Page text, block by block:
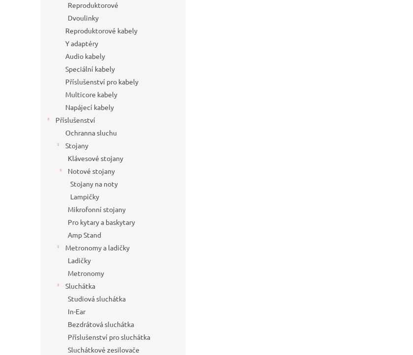
Reproduktorové
Dvoulinky
Reproduktorové kabely
Y adaptéry
Audio kabely
Speciální kabely
Příslušenství pro kabely
Multicore kabely
Napájecí kabely
Příslušenství
Ochranna sluchu
Stojany
Klávesové stojany
Notové stojany
Stojany na noty
Lampičky
Mikrofonní stojany
Pro kytary a baskytary
Amp Stand
Metronomy a ladičky
Ladičky
Metronomy
Sluchátka
Studiová sluchátka
In-Ear
Bezdrátová sluchátka
Příslušenství pro sluchátka
Sluchátkové zesilovače